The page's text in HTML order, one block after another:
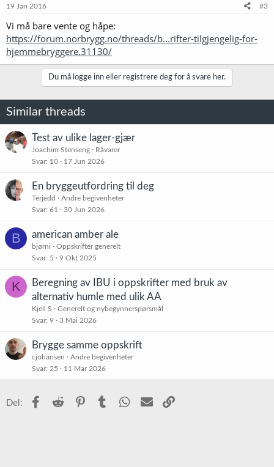
19 Jan 2016 #3
Vi må bare vente og håpe:
https://forum.norbrygg.no/threads/b...rifter-tilgjengelig-for-
hjemmebryggere.31130/
Du må logge inn eller registrere deg for å svare her.
Similar threads
Test av ulike lager-gjær
Joachim Stenseng
Råvarer
Svar 10 17 Jun 2026
En bryggeutfordring til deg
Terjedd
Andre begivenheter
Svar 61 30 Jun 2026
B american amber ale
bjørni
Oppskrifter generelt
Svar 5 9 Okt 2025
K
Beregning av IBU i oppskrifter med bruk av
alternativ humle med ulik AA
Kjell S
Generelt og nybegynnerspørsmål
Svar 9 3 Mai 2026
Brygge samme oppskrift
cjohansen
Andre begivenheter
Svar 25 11 Mar 2026
Del: Facebook
Reddit PinterestTumblr WhatsApp
E-post